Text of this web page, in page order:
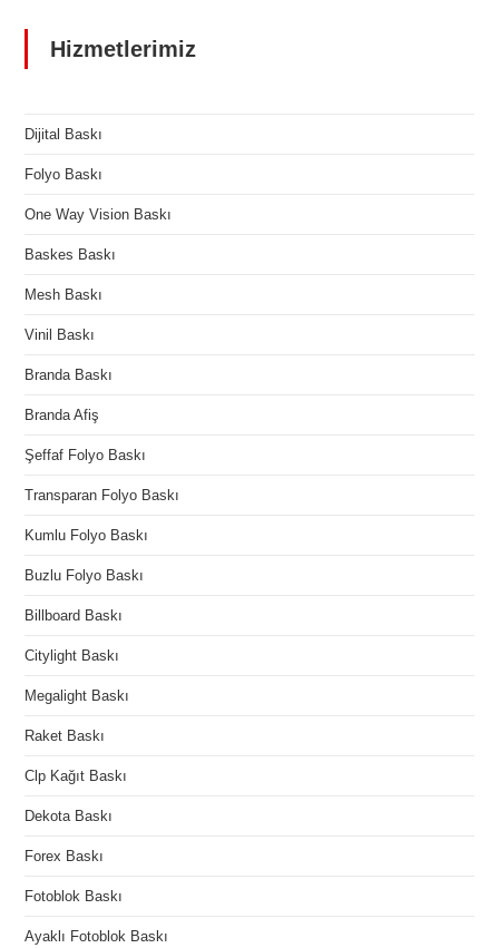
Hizmetlerimiz
Dijital Baskı
Folyo Baskı
One Way Vision Baskı
Baskes Baskı
Mesh Baskı
Vinil Baskı
Branda Baskı
Branda Afiş
Şeffaf Folyo Baskı
Transparan Folyo Baskı
Kumlu Folyo Baskı
Buzlu Folyo Baskı
Billboard Baskı
Citylight Baskı
Megalight Baskı
Raket Baskı
Clp Kağıt Baskı
Dekota Baskı
Forex Baskı
Fotoblok Baskı
Ayaklı Fotoblok Baskı